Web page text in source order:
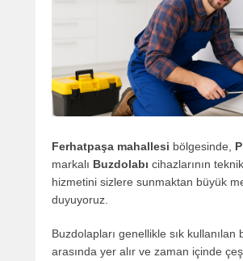
Ferhatpaşa mahallesi bölgesinde,
markalı Buzdolabı cihazlarının
hizmetini sizlere sunmaktan büyük
duyuyoruz.
Buzdolapları genellikle sık kullanılan
arasında yer alır ve zaman içinde